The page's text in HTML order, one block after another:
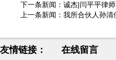
下一条新闻：诚杰|闫平平律
上一条新闻：我所合伙人孙
友情链接： 在线留言